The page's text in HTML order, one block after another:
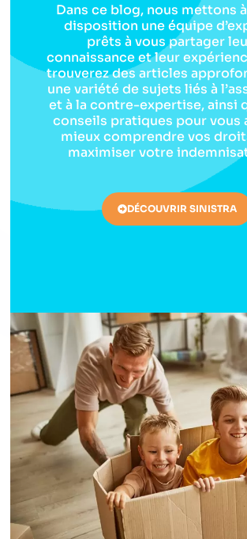
Dans ce blog, nous mettons
disposition une équipe
prêts à vous partager
connaissance et leur
trouverez des articles
une variété de sujets liés à
et à la contre-expertise, ainsi
conseils pratiques pour vous
mieux comprendre vos
maximiser votre
DÉCOUVRIR SINISTRA